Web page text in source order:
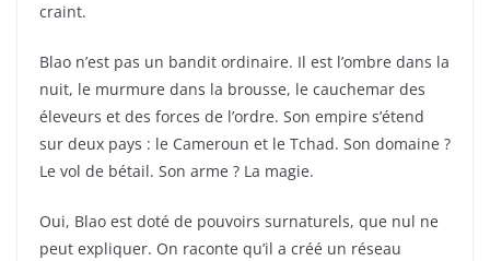
craint.
Blao n’est pas un bandit ordinaire. Il est l’ombre dans la
nuit, le murmure dans la brousse, le cauchemar des
éleveurs et des forces de l’ordre. Son empire s’étend
sur deux pays : le Cameroun et le Tchad. Son domaine ?
Le vol de bétail. Son arme ? La magie.
Oui, Blao est doté de pouvoirs surnaturels, que nul ne
peut expliquer. On raconte qu’il a créé un réseau